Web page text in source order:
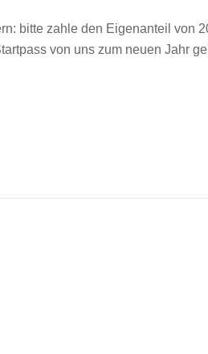
bitte zahle den Eigenanteil von
von uns zum neuen Jahr